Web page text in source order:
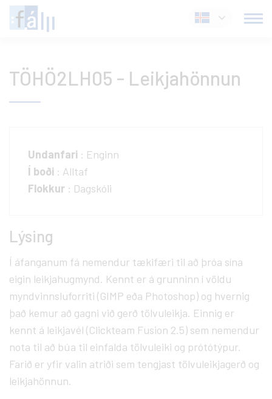
Fara
í
Íslenska
TÖHÖ2LH05 - Leikjahönnun
Undanfari : Enginn
Í boði : Alltaf
Flokkur : Dagskóli
Lýsing
Í áfanganum fá nemendur tækifæri til að þróa sína
eigin leikjahugmynd. Kennt er á grunninn í völdu
myndvinnsluforriti (GIMP eða Photoshop) og hvernig
það kemur að gagni við gerð tölvuleikja. Einnig er
kennt á leikjavél (Clickteam Fusion 2.5) sem nemendur
nota til að búa til einfalda tölvuleiki og prótótýpur.
Farið er yfir valin atriði sem tengjast tölvuleikjagerð og
leikjahönnun.